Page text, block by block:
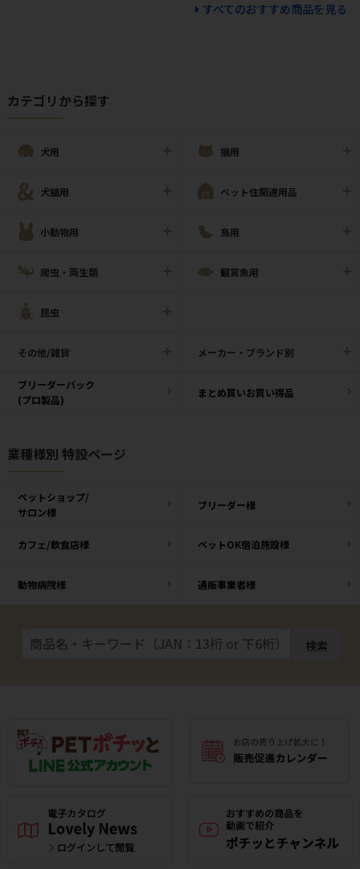
すべてのおすすめ商品を見る
カテゴリから探す
犬用 猫用
犬猫用 ペット住関連用品
小動物用 鳥用
爬虫・両生類 観賞魚用
昆虫
その他/雑貨 メーカー・ブランド別
ブリーダーパック
(プロ製品)
まとめ買いお買い得品
業種様別 特設ページ
ペットショップ/
サロン様
ブリーダー様
カフェ/飲食店様 ペットOK宿泊施設様
動物病院様 通販事業者様
検索